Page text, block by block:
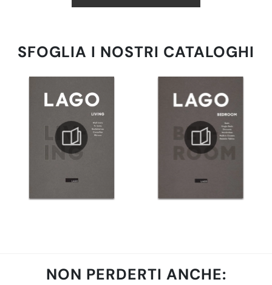
SFOGLIA I NOSTRI CATALOGHI
NON PERDERTI ANCHE: